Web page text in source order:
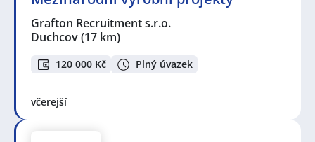
Grafton Recruitment s.r.o.
Duchcov(17 km)
120 000 Kč Plný úvazek
včerejší